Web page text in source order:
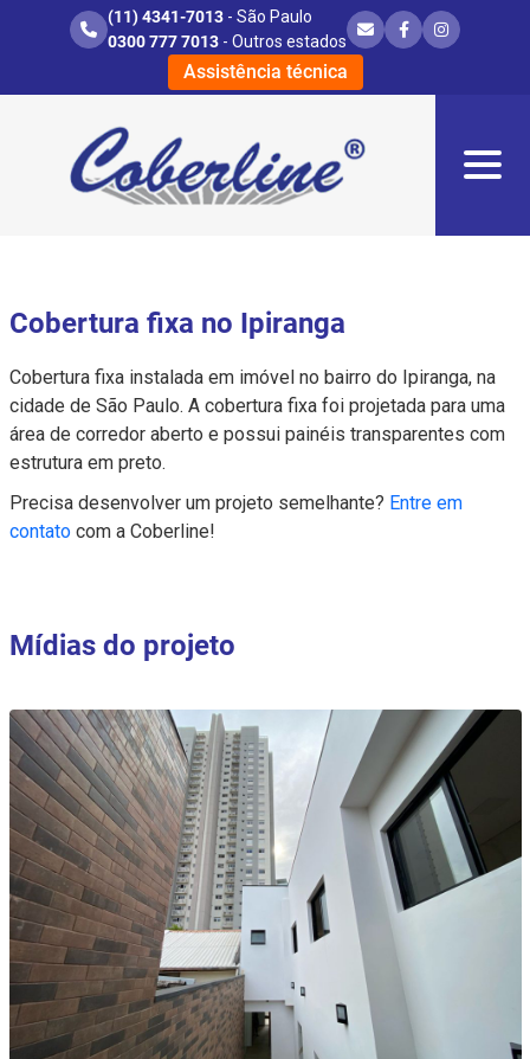
(11) 4341-7013 - São Paulo
0300 777 7013 - Outros estados
Assistência técnica
Cobertura fixa no Ipiranga
Cobertura fixa instalada em imóvel no bairro do Ipiranga, na
cidade de São Paulo. A cobertura fixa foi projetada para uma
área de corredor aberto e possui painéis transparentes com
estrutura em preto.
Precisa desenvolver um projeto semelhante? Entre em
contatocom a Coberline!
Mídias do projeto